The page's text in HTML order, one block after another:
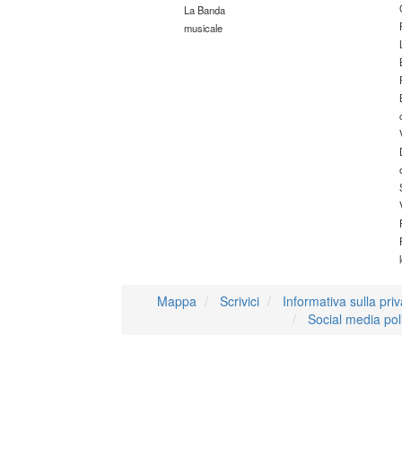
La Banda
musicale
Mappa Scrivici
Informativa sulla
Social media